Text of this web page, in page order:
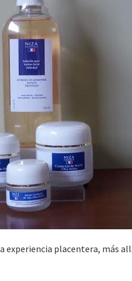
experiencia placentera, más